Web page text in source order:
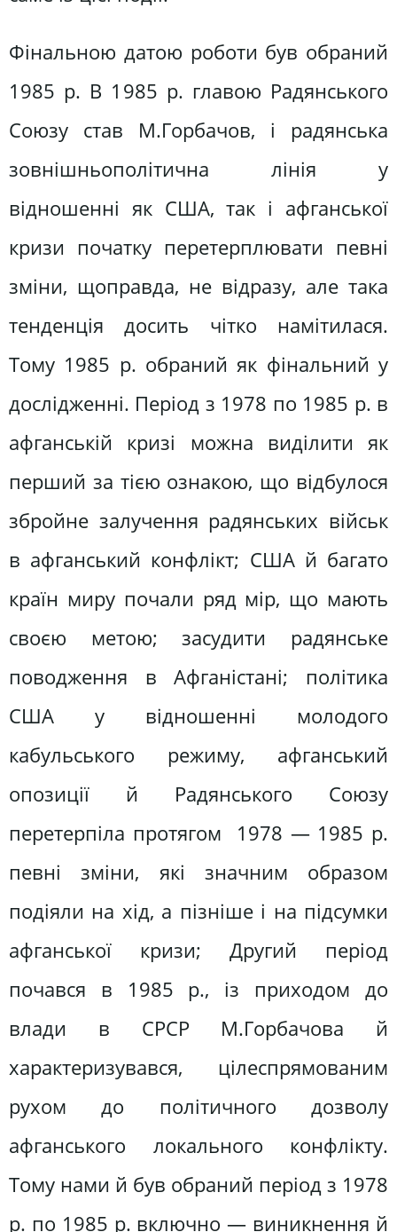
Фінальною датою роботи був обраний
1985 р. В 1985 р. главою Радянського
Союзу став М.Горбачов, і радянська
зовнішньополітична лінія у
відношенні як США, так і афганської
кризи початку перетерплювати певні
зміни, щоправда, не відразу, але така
тенденція досить чітко намітилася.
Тому 1985 р. обраний як фінальний у
дослідженні. Період з 1978 по 1985 р. в
афганській кризі можна виділити як
перший за тією ознакою, що відбулося
збройне залучення радянських військ
в афганський конфлікт; США й багато
країн миру почали ряд мір, що мають
своєю метою; засудити радянське
поводження в Афганістані; політика
США у відношенні молодого
кабульського режиму, афганський
опозиції й Радянського Союзу
перетерпіла протягом 1978 — 1985 р.
певні зміни, які значним образом
подіяли на хід, а пізніше і на підсумки
афганської кризи; Другий період
почався в 1985 р., із приходом до
влади в СРСР М.Горбачова й
характеризувався, цілеспрямованим
рухом до політичного дозволу
афганського локального конфлікту.
Тому нами й був обраний період з 1978
р. по 1985 р. включно — виникнення й